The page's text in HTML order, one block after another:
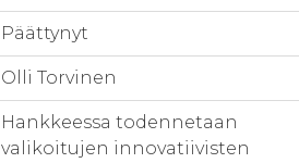
Päättynyt
Olli Torvinen
Hankkeessa todennetaan
valikoitujen innovatiivisten